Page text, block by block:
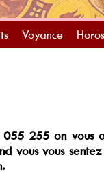
Voyance
255 on vous
vous vous